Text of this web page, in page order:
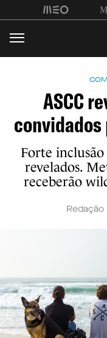
ASCC
convidados
Forte
revelados.
receberão
Redação